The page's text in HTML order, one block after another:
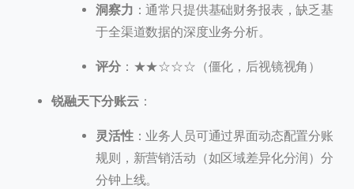
洞察力 ：通常只提供基础财务报表，缺乏基
于全渠道数据的深度业务分析。
评分：★★☆☆☆（僵化，后视镜视角）
锐融天下分账云：
灵活性：业务人员可通过界面动态配置分账
规则，新营销活动（如区域差异化分润）分
分钟上线。